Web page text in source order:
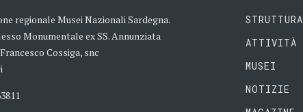
regionale Musei Nazionali Sardegna.
Monumentale ex SS. Annunziata
Cossiga, snc
STRUTTURA
ATTIVITÀ
MUSEI
NOTIZIE